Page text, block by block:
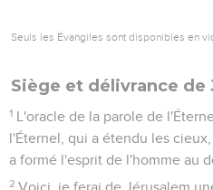
Seuls les Évangiles sont disponibles en
Siège et délivrance de
1 L'oracle de la parole de
l'Éternel, qui a étendu les
a formé l'esprit de l'homme au
2 Voici, je ferai de Jérusalem